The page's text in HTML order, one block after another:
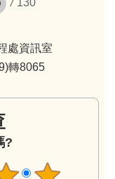
/ 130
處資訊室
轉8065
?